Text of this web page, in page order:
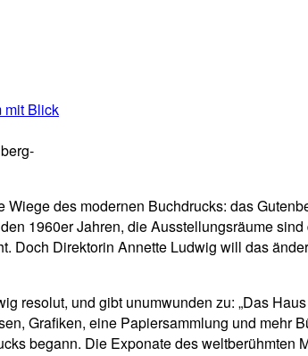
Wiege des modernen Buchdrucks: das
1960er Jahren, die Ausstellungsräume
Doch Direktorin Annette Ludwig will das
resolut, und gibt unumwunden zu: „Das
Grafiken, eine Papiersammlung und
begann. Die Exponate des weltberühmten